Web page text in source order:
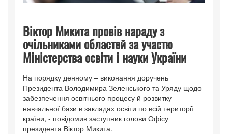
Віктор Микита провів нараду з
очільниками областей за участю
Міністерства освіти і науки України
На порядку денному – виконання доручень
Президента Володимира Зеленського та Уряду щодо
забезпечення освітнього процесу й розвитку
навчальної бази в закладах освіти по всій території
країни, - повідомив заступник голови Офісу
президента Віктор Микита.